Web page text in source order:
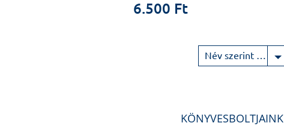
6.500 Ft
Név szerint növekvő
KÖNYVESBOLTJAINK